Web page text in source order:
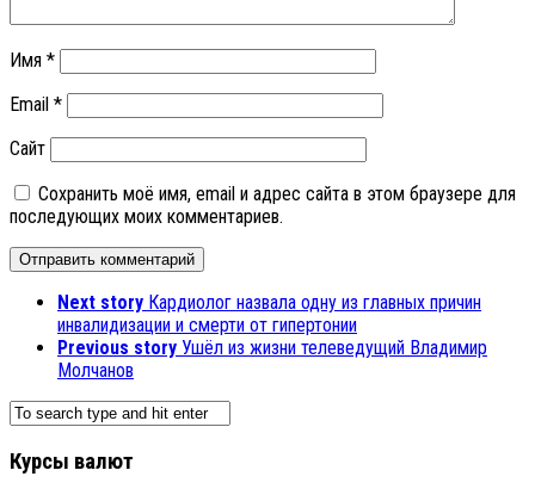
Имя *
Email *
Сайт
Сохранить моё имя, email и адрес сайта в этом браузере для
последующих моих комментариев.
Next story Кардиолог назвала одну из главных причин
инвалидизации и смерти от гипертонии
Previous story Ушёл из жизни телеведущий Владимир
Молчанов
Курсы валют